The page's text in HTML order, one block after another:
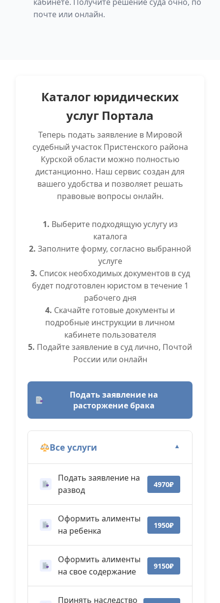
почте или онлайн.
Каталог юридических
услуг Портала
Теперь подать заявление в Мировой
судебный участок Пристенского района
Курской области можно полностью
дистанционно. Наш сервис создан для
вашего удобства и позволяет решать
правовые вопросы онлайн.
1. Выберите подходящую услугу из
каталога
2. Заполните форму, согласно выбранной
услуге
3. Список необходимых документов в суд
будет подготовлен юристом в течение 1
рабочего дня
4. Скачайте готовые документы и
подробные инструкции в личном
кабинете пользователя
5. Подайте заявление в суд лично, Почтой
России или онлайн
Подать заявление на
расторжение брака
Все услуги ▼
Подать заявление на
развод
4970₽
Оформить алименты
на ребенка
1950₽
Оформить алименты
на свое содержание
9150₽
Принять наследство